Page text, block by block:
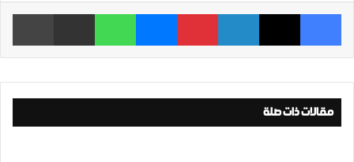
فيسبوك ‫X لينكدإن بينتيريست ماسنجر واتساب مشاركة عبر البريد
مقالات ذات صلة